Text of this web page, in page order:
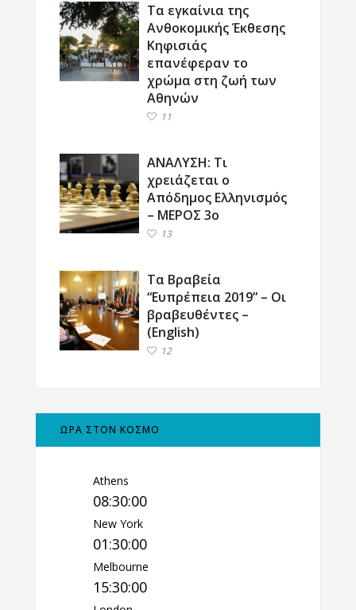
Τα εγκαίνια της
Ανθοκομικής Έκθεσης
Κηφισιάς
επανέφεραν το
χρώμα στη ζωή των
Αθηνών
11
ΑΝΑΛΥΣΗ: Τι
χρειάζεται ο
Απόδημος Ελληνισμός
– ΜΕΡΟΣ 3ο
13
Τα Βραβεία
“Ευπρέπεια 2019” – Οι
βραβευθέντες –
(English)
12
ΩΡΑ ΣΤΟΝ ΚΟΣΜΟ
Athens
08:30:01
New York
01:30:01
Melbourne
15:30:01